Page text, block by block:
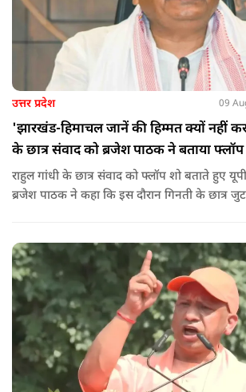
उत्तर प्रदेश 09
'झारखंड-हिमाचल जानें की हिम्मत क्यों नहीं
के छात्र संवाद को ब्रजेश पाठक ने बताया फ्लॉप
राहुल गांधी के छात्र संवाद को फ्लॉप शो बताते हुए
ब्रजेश पाठक ने कहा कि इस दौरान गिनती के छात्र
हिम्मत क्यों नहीं करते.